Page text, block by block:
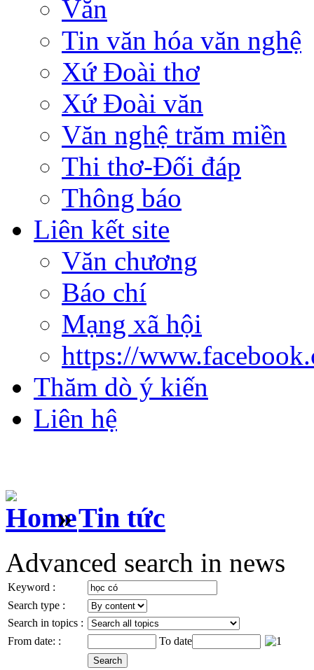
Văn
Tin văn hóa văn nghệ
Xứ Đoài thơ
Xứ Đoài văn
Văn nghệ trăm miền
Thi thơ-Đối đáp
Thông báo
Liên kết site
Văn chương
Báo chí
Mạng xã hội
https://
Thăm dò ý kiến
Liên hệ
» Tin tức
Advanced search in news
Keyword :
Search type :
Search in topics :
From date: :
To date